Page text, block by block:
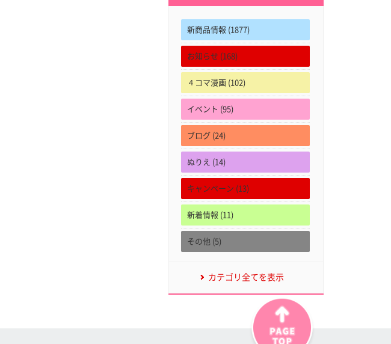
新商品情報 (1877)
お知らせ (168)
４コマ漫画 (102)
イベント (95)
ブログ (24)
ぬりえ (14)
キャンペーン (13)
新着情報 (11)
その他 (5)
カテゴリ全てを表示